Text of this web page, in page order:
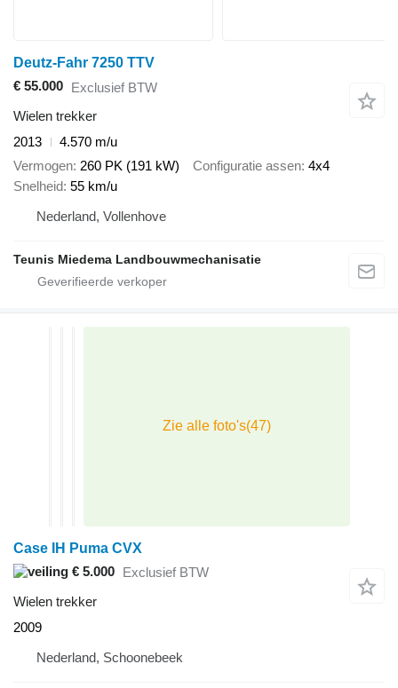
Deutz-Fahr 7250 TTV
€ 55.000 Exclusief BTW
Wielen trekker
2013
4.570 m/u
Vermogen 260 PK (191 kW) Configuratie assen 4x4
Snelheid 55 km/u
Nederland, Vollenhove
Teunis Miedema Landbouwmechanisatie
Case IH Puma CVX
€ 5.000 Exclusief BTW
Wielen trekker
2009
Nederland, Schoonebeek